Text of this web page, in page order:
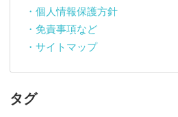
・個人情報保護方針
・免責事項など
・サイトマップ
タグ